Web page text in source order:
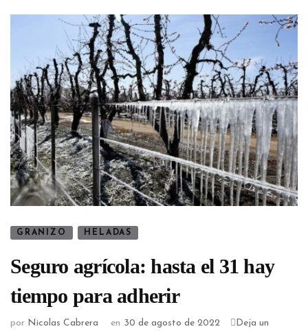
GRANIZO HELADAS
Seguro agrícola: hasta el 31 hay
tiempo para adherir
por Nicolas Cabrera en 30 de agosto de 2022
Deja un